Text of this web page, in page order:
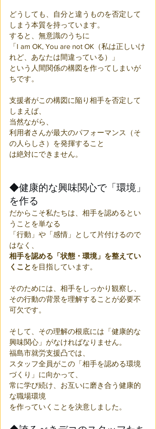
どうしても、自分と違うものを否定して
しまう本質を持っています。
すると、無意識のうちに
「I am OK, You are not OK（私は正しいけ
れど、あなたは間違っている）」
という人間関係の構図を作ってしまいが
ちです。
支援者がこの構図に陥り相手を否定して
しまえば、
当然ながら、
利用者さんが最大のパフォーマンス（そ
の人らしさ）を発揮すること
は絶対にできません。
◆健康的な興味関心で「環境」
を作る
だからこそ私たちは、相手を認めるとい
うことを単なる
「行動」や「感情」として片付けるので
はなく、
相手を認める「状態・環境」を整えてい
くこと を目指しています。
そのためには、相手をしっかり観察し、
その行動の背景を理解することが必要不
可欠です。
そして、その理解の根底には「健康的な
興味関心」がなければなりません。
福島市就労支援凸では、
スタッフ全員がこの「相手を認める環境
づくり」に向かって、
常に学び続け、お互いに磨き合う健康的
な職場環境
を作っていくことを決意しました。